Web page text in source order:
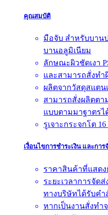
คุณสมบัติ
มือจับ สำหรับบาน
บานอลูมิเนียม
ลักษณะผิวชัดเงา
และสามารถสั่งทำ
ผลิตจากวัสดุสแตน
สามารถสั่งผลิตต
แบบตามมาฐาตรไ
รูเจาะกระจกโต
เงื่อนไขการชำระเงิน และกา
ราคาสินค้าที่แสด
ระยะเวลาการจัด
ทางบริษัทได้รับคำ
หากเป็นงานสั่งทำ